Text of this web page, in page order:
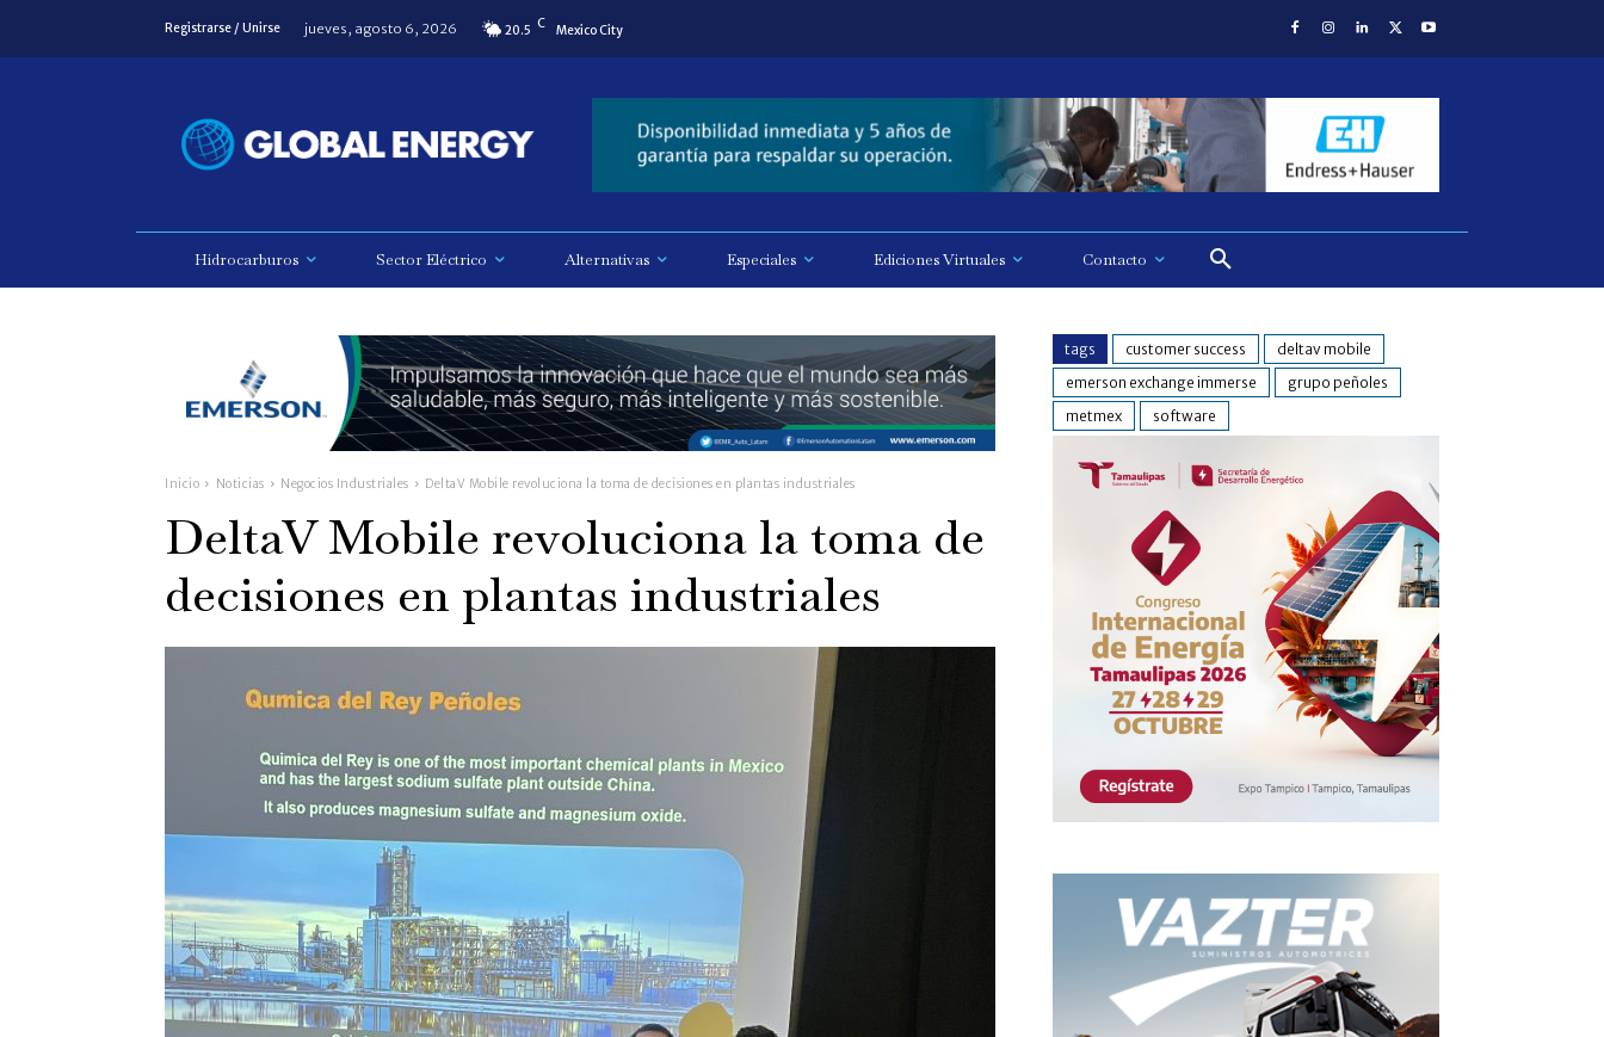
Registrarse / Unirse jueves, agosto 6, 2026 20.5 C Mexico City
Hidrocarburos Sector Eléctrico Alternativas Especiales Ediciones Virtuales Contacto
Inicio Noticias Negocios Industriales DeltaV Mobile revoluciona la toma de decisiones en plantas industriales
DeltaV Mobile revoluciona la toma de
decisiones en plantas industriales
tags customer success
deltav mobile
emerson exchange immerse
grupo peñoles
metmex
software